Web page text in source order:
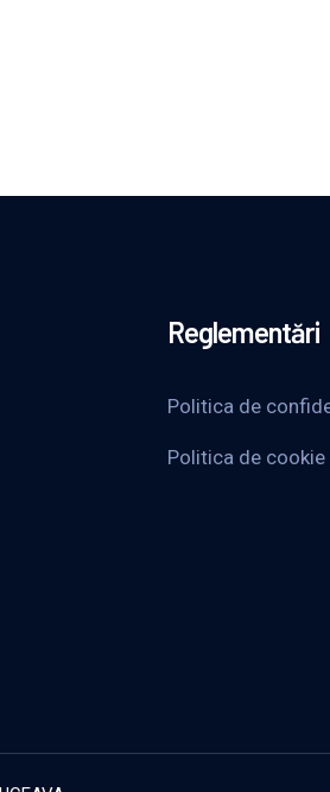
Reglementări
Politica de
Politica de cookie